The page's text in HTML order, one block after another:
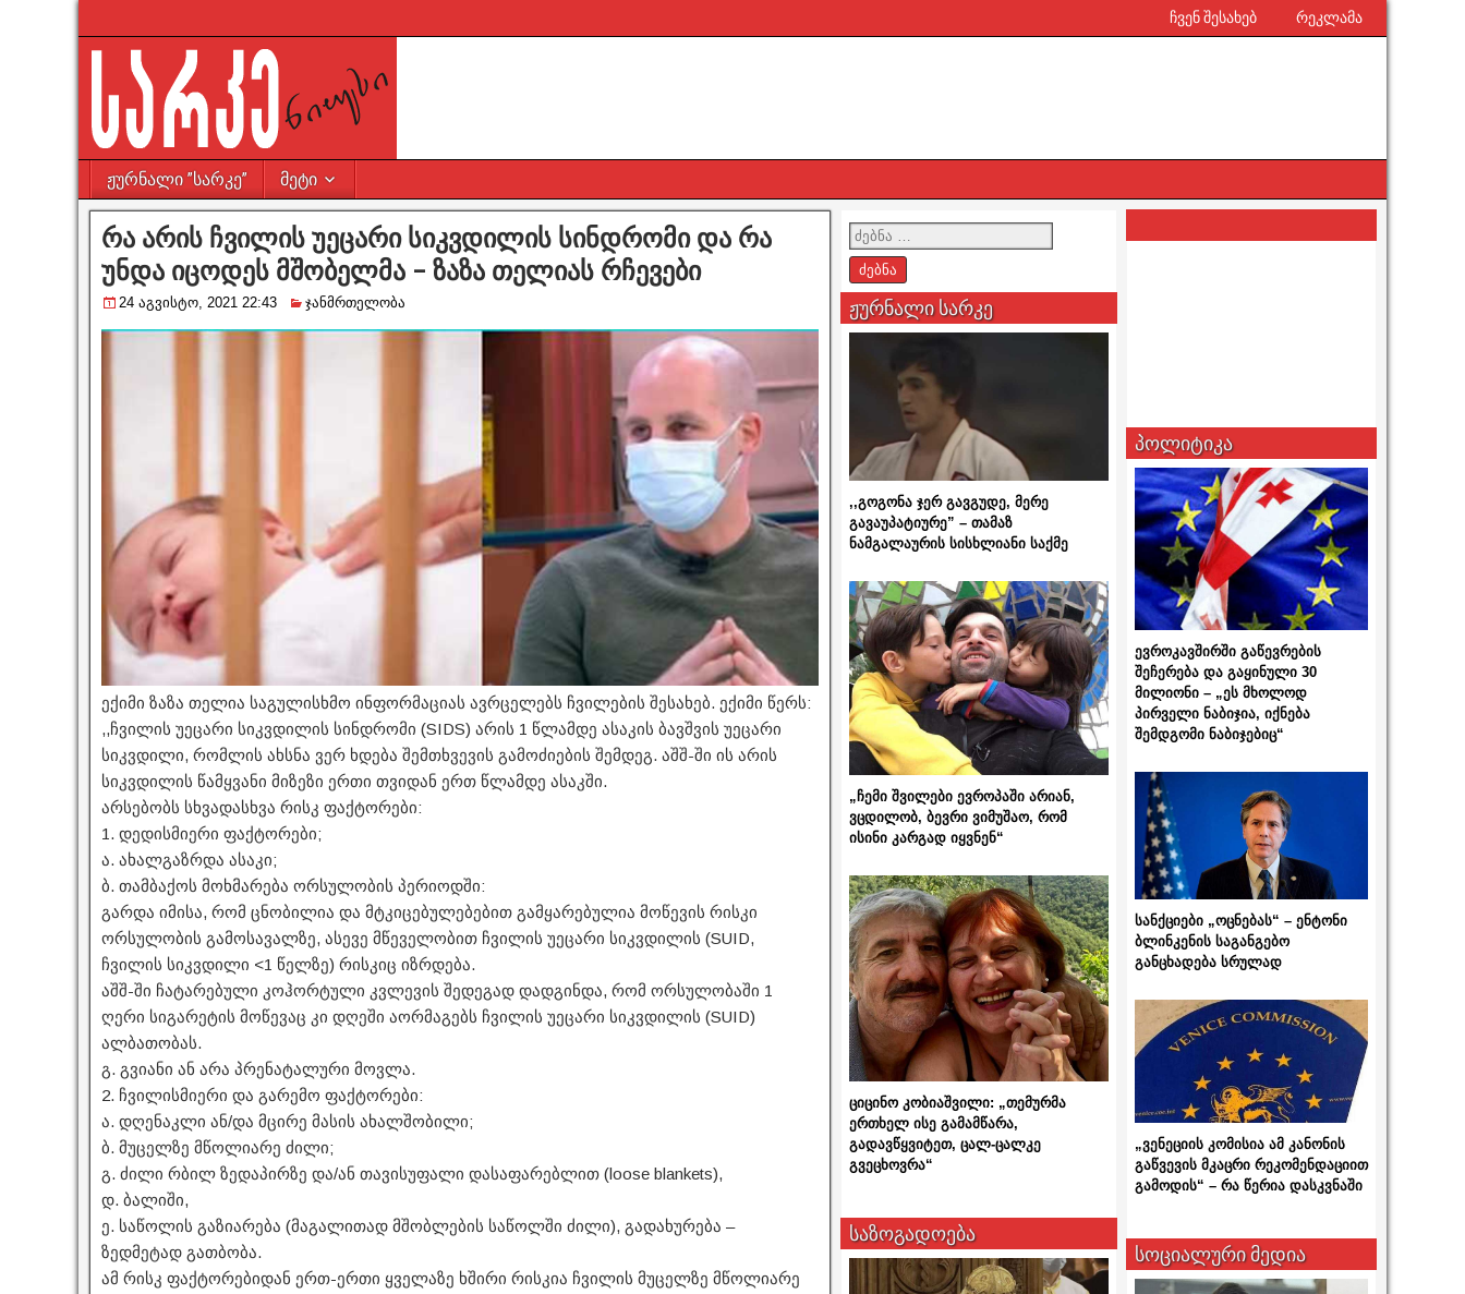
ჩვენ შესახებ რეკლამა
ჟურნალი ”სარკე” მეტი
რა არის ჩვილის უეცარი სიკვდილის სინდრომი და რა
უნდა იცოდეს მშობელმა – ზაზა თელიას რჩევები
24 აგვისტო, 2021 22:43 ჯანმრთელობა
ექიმი ზაზა თელია საგულისხმო ინფორმაციას ავრცელებს ჩვილების შესახებ. ექიმი წერს:
,,ჩვილის უეცარი სიკვდილის სინდრომი (SIDS) არის 1 წლამდე ასაკის ბავშვის უეცარი
სიკვდილი, რომლის ახსნა ვერ ხდება შემთხვევის გამოძიების შემდეგ. აშშ-ში ის არის
სიკვდილის წამყვანი მიზეზი ერთი თვიდან ერთ წლამდე ასაკში.
არსებობს სხვადასხვა რისკ ფაქტორები:
1. დედისმიერი ფაქტორები;
ა. ახალგაზრდა ასაკი;
ბ. თამბაქოს მოხმარება ორსულობის პერიოდში:
გარდა იმისა, რომ ცნობილია და მტკიცებულებებით გამყარებულია მოწევის რისკი
ორსულობის გამოსავალზე, ასევე მწეველობით ჩვილის უეცარი სიკვდილის (SUID,
ჩვილის სიკვდილი <1 წელზე) რისკიც იზრდება.
აშშ-ში ჩატარებული კოჰორტული კვლევის შედეგად დადგინდა, რომ ორსულობაში 1
ღერი სიგარეტის მოწევაც კი დღეში აორმაგებს ჩვილის უეცარი სიკვდილის (SUID)
ალბათობას.
გ. გვიანი ან არა პრენატალური მოვლა.
2. ჩვილისმიერი და გარემო ფაქტორები:
ა. დღენაკლი ან/და მცირე მასის ახალშობილი;
ბ. მუცელზე მწოლიარე ძილი;
გ. ძილი რბილ ზედაპირზე და/ან თავისუფალი დასაფარებლით (loose blankets),
დ. ბალიში,
ე. საწოლის გაზიარება (მაგალითად მშობლების საწოლში ძილი), გადახურება –
ზედმეტად გათბობა.
ამ რისკ ფაქტორებიდან ერთ-ერთი ყველაზე ხშირი რისკია ჩვილის მუცელზე მწოლიარე
ჟურნალი სარკე
,,გოგონა ჯერ გავგუდე, მერე
გავაუპატიურე” – თამაზ
ნამგალაურის სისხლიანი საქმე
„ჩემი შვილები ევროპაში არიან,
ვცდილობ, ბევრი ვიმუშაო, რომ
ისინი კარგად იყვნენ“
ციცინო კობიაშვილი: „თემურმა
ერთხელ ისე გამამწარა,
გადავწყვიტეთ, ცალ-ცალკე
გვეცხოვრა“
საზოგადოება
პოლიტიკა
ევროკავშირში გაწევრების
შეჩერება და გაყინული 30
მილიონი – „ეს მხოლოდ
პირველი ნაბიჯია, იქნება
შემდგომი ნაბიჯებიც“
სანქციები „ოცნებას“ – ენტონი
ბლინკენის საგანგებო
განცხადება სრულად
„ვენეციის კომისია ამ კანონის
გაწვევის მკაცრი რეკომენდაციით
გამოდის“ – რა წერია დასკვნაში
სოციალური მედია